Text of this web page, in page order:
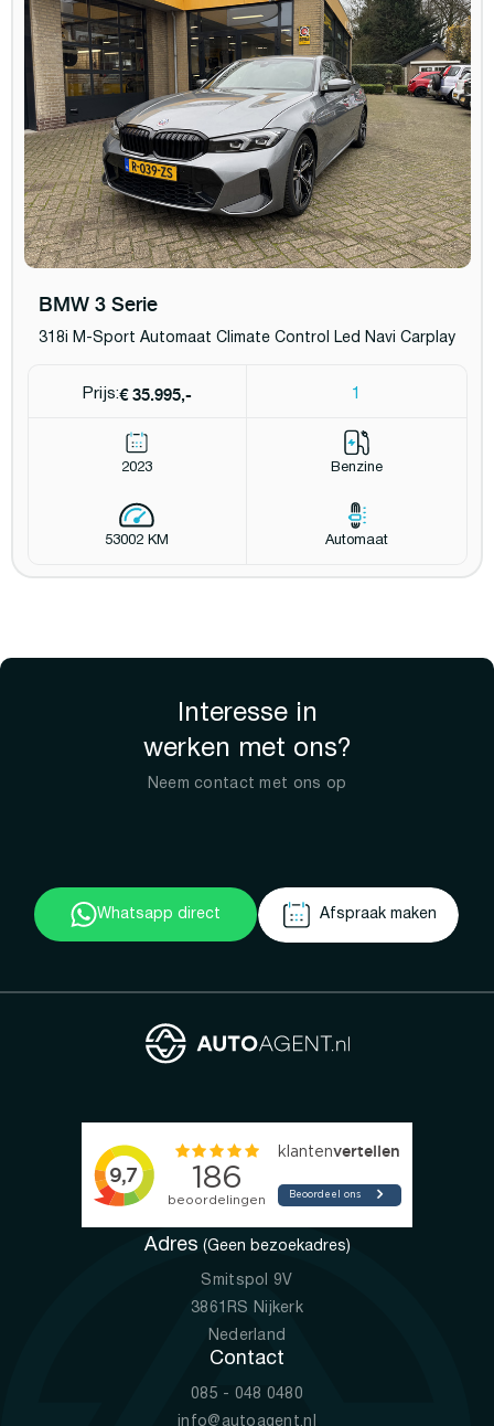
BMW 3 Serie
318i M-Sport Automaat Climate Control Led Navi Carplay
Prijs:€ 35.995,- 1
2023 Benzine
53002 KM Automaat
Interesse in
werken met ons?
Neem contact met ons op
Whatsapp direct Afspraak maken
Adres (Geen bezoekadres)
Smitspol 9V
3861RS Nijkerk
Nederland
Contact
085 - 048 0480
info@autoagent.nl